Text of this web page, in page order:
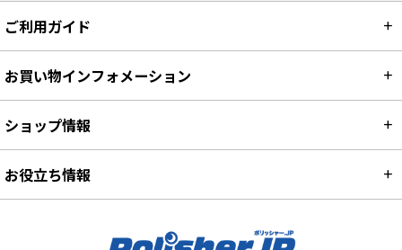
ご利用ガイド
お買い物インフォメーション
ショップ情報
お役立ち情報